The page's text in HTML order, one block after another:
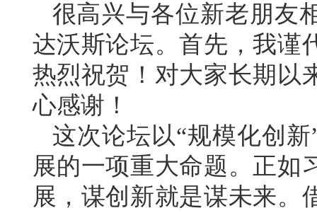
很高兴与各位新老朋友
达沃斯论坛。首先，我谨
热烈祝贺！对大家长期以
心感谢！
这次论坛以“规模化创
展的一项重大命题。正如
展，谋创新就是谋未来。